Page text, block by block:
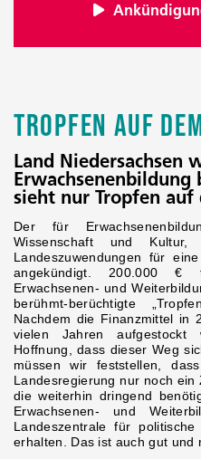
Tropfen auf
Land Niedersachsen
Erwachsenenbildung
sieht nur Tropfen auf
Der für
Wissenschaft und
Landeszuwendungen für
angekündigt. 200.000 €
Erwachsenen- und
berühmt-berüchtigte
Nachdem die Finanzmittel in
vielen Jahren aufgestockt
Hoffnung, dass dieser Weg
müssen wir feststellen,
Landesregierung nur noch
die weiterhin dringend
Erwachsenen- und
Landeszentrale für
erhalten. Das ist auch gut und